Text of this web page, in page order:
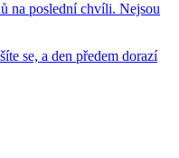
na poslední chvíli. Nejsou
se, a den předem dorazí